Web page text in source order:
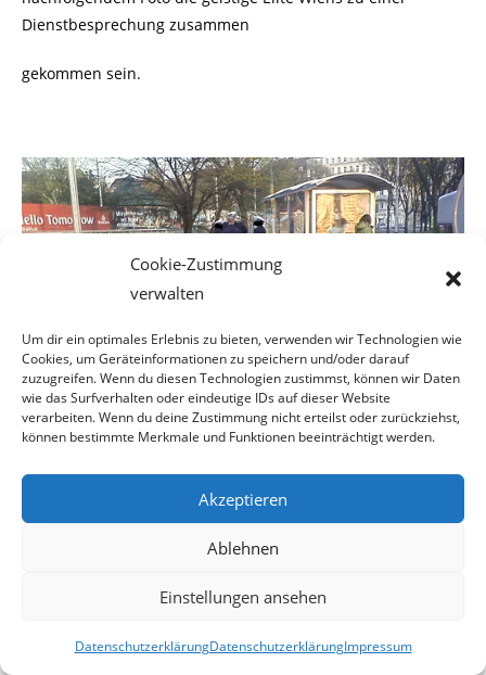
Cookie-Zustimmung
verwalten
Um dir ein optimales Erlebnis zu bieten, verwenden wir Technologien wie
Cookies, um Geräteinformationen zu speichern und/oder darauf
zuzugreifen. Wenn du diesen Technologien zustimmst, können wir Daten
wie das Surfverhalten oder eindeutige IDs auf dieser Website
verarbeiten. Wenn du deine Zustimmung nicht erteilst oder zurückziehst,
können bestimmte Merkmale und Funktionen beeinträchtigt werden.
Akzeptieren
Ablehnen
Einstellungen ansehen
DatenschutzerklärungDatenschutzerklärungImpressum
Dienstbesprechung zusammen
gekommen sein.
Foto: © erstaunlich.at
beliebten – blauen Uniform-